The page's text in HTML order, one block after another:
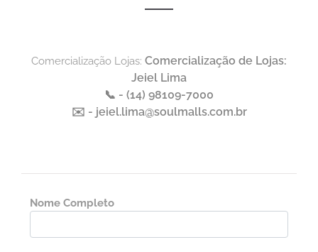
Comercialização Lojas: Comercialização de Lojas:
Jeiel Lima
📞 - (14) 98109-7000
✉️ - jeiel.lima@soulmalls.com.br
Nome Completo